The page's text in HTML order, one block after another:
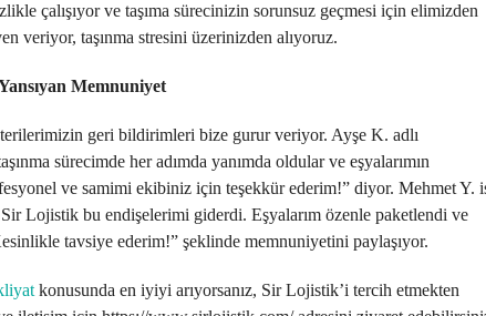
çalışıyor ve taşıma sürecinizin sorunsuz geçmesi için elimizden
veriyor, taşınma stresini üzerinizden alıyoruz.
Memnuniyet
geri bildirimleri bize gurur veriyor. Ayşe K. adlı
sürecimde her adımda yanımda oldular ve eşyalarımın
ve samimi ekibiniz için teşekkür ederim!” diyor. Mehmet Y.
Lojistik bu endişelerimi giderdi. Eşyalarım özenle paketlendi ve
tavsiye ederim!” şeklinde memnuniyetini paylaşıyor.
konusunda en iyiyi arıyorsanız, Sir Lojistik’i tercih etmekten